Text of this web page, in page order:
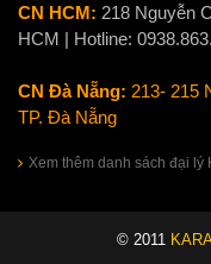
CN HCM: 218 Nguyễn
HCM | Hotline:
CN Đà Nẵng: 213- 215
TP. Đà Nẵng
Xem thêm danh sách đại lý
© 2011